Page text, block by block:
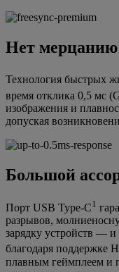
Нет мерцанию
Технология быстрых
время отклика 0,5 мс
изображения и
допуская
Большой
Порт USB Type-C1
разрывов,
зарядку устройств — и
благодаря поддержке
плавным геймплеем и